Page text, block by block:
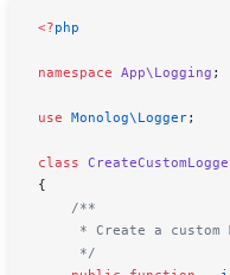
<?php
namespace App\Logging ;
use Monolog\ Logger;
class
{
    /**
* Create a custom
     */